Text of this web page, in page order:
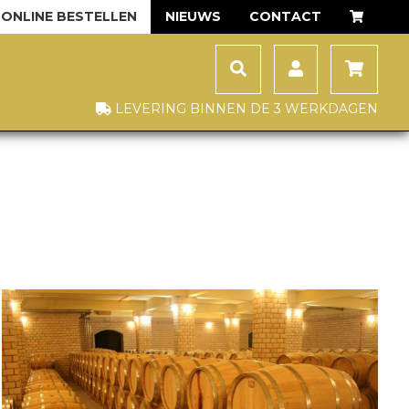
ONLINE BESTELLEN NIEUWS CONTACT
LEVERING BINNEN DE 3 WERKDAGEN